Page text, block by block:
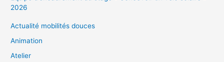
2026
Actualité mobilités douces
Animation
Atelier